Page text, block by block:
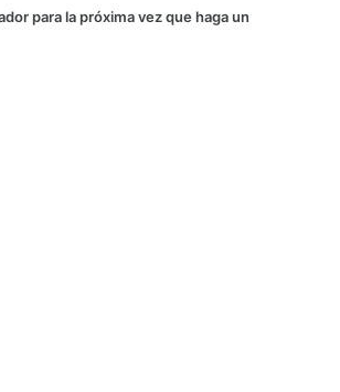
para la próxima vez que haga un